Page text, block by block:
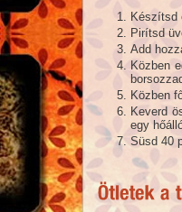
Készítsd
Pirítsd
Add
Közben
Közben
Keverd
egy
Süsd 40